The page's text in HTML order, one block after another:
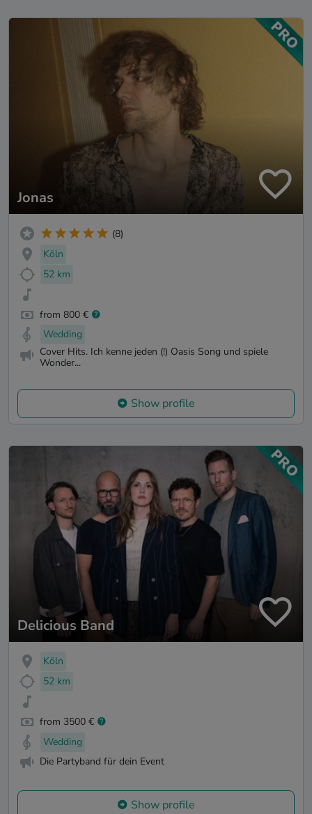
Jonas
(8)
Köln
52 km
from 800 €
Wedding
Cover Hits. Ich kenne jeden (!) Oasis Song und spiele
Wonder...
Show profile
Delicious Band
Köln
52 km
from 3500 €
Wedding
Die Partyband für dein Event
Show profile